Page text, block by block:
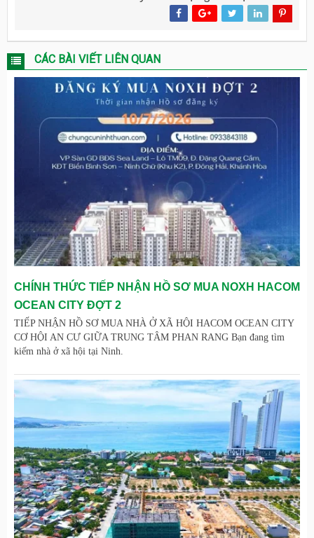
CÁC BÀI VIẾT LIÊN QUAN
CHÍNH THỨC TIẾP NHẬN HỒ SƠ MUA NOXH HACOM
OCEAN CITY ĐỢT 2
TIẾP NHẬN HỒ SƠ MUA NHÀ Ở XÃ HỘI HACOM OCEAN CITY
CƠ HỘI AN CƯ GIỮA TRUNG TÂM PHAN RANG Bạn đang tìm
kiếm nhà ở xã hội tại Ninh.